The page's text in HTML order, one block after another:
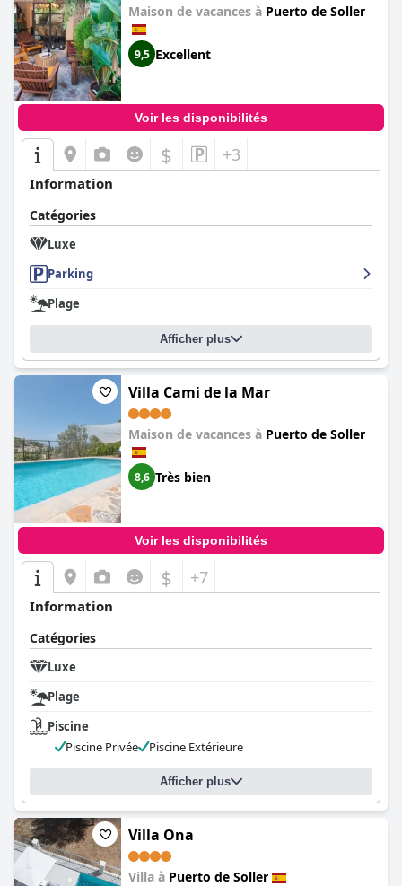
Maison de vacances à Puerto de Soller
9,5 Excellent
Voir les disponibilités
$ +3
Information
Catégories
Luxe
Parking
Plage
Afficher plus
Villa Cami de la Mar
Maison de vacances à Puerto de Soller
8,6 Très bien
Voir les disponibilités
$ +7
Information
Catégories
Luxe
Plage
Piscine
Piscine Privée
Piscine Extérieure
Afficher plus
Villa Ona
Villa à Puerto de Soller